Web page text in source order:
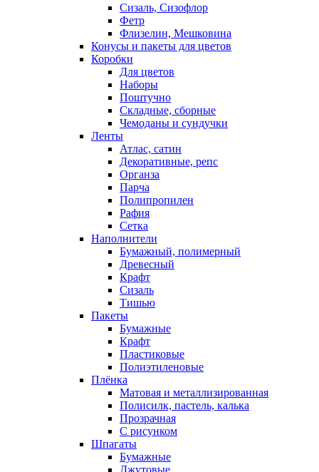
Сизаль, Сизофлор
Фетр
Флизелин, Мешковина
Конусы и пакеты для цветов
Коробки
Для цветов
Наборы
Поштучно
Складные, сборные
Чемоданы и сундучки
Ленты
Атлас, сатин
Декоративные, репс
Органза
Парча
Полипропилен
Рафия
Сетка
Наполнители
Бумажный, полимерный
Древесный
Крафт
Сизаль
Тишью
Пакеты
Бумажные
Крафт
Пластиковые
Полиэтиленовые
Плёнка
Матовая и металлизированная
Полисилк, пастель, калька
Прозрачная
С рисунком
Шпагаты
Бумажные
Джутовые